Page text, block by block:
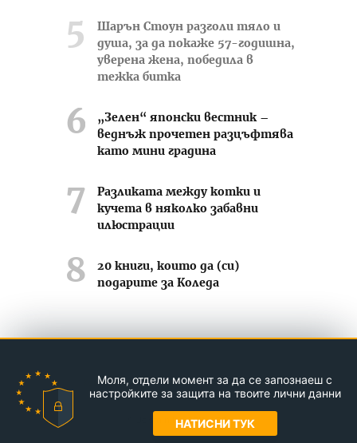
Шарън Стоун разголи тяло и
душа, за да покаже 57-годишна,
уверена жена, победила в
тежка битка
„Зелен“ японски вестник –
веднъж прочетен разцъфтява
като мини градина
Разликата между котки и
кучета в няколко забавни
илюстрации
20 книги, които да (си)
подарите за Коледа
Контакти За нас Реклама
© Jasmin.bg 2011-2026
Моля, отдели момент за да се запознаеш с
настройките за защита на твоите лични данни
НАТИСНИ ТУК